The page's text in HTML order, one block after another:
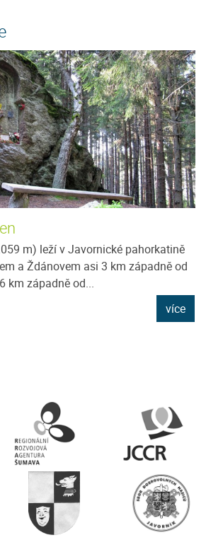
m) leží v Javornické pahorkatině
a Ždánovem asi 3 km západně od
km západně od...
více